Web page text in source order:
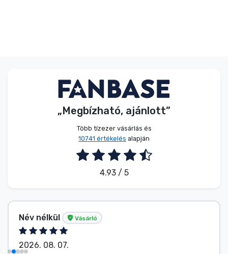
„Megbízható, ajánlott”
Több tízezer vásárlás és
10741 értékelés alapján
4.93 / 5
Név nélkül Vásárló
2026. 08. 07.